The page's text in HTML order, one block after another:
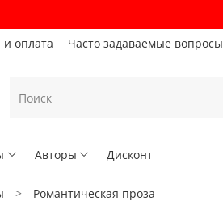
и оплата Часто задаваемые вопросы
Авторы Дисконт
Романтическая проза